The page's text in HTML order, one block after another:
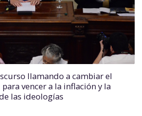
llamando a cambiar el
vencer a la inflación y la
las ideologías